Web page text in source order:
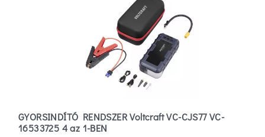
GYORSINDÍTÓ RENDSZER Voltcraft VC-CJS77 VC-
16533725 4 az 1-BEN